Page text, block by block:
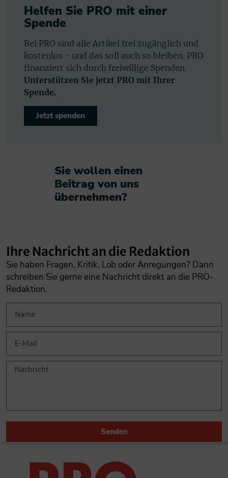
Helfen Sie PRO mit einer
Spende
Bei PRO sind alle Artikel frei zugänglich und
kostenlos - und das soll auch so bleiben. PRO
finanziert sich durch freiwillige Spenden.
Unterstützen Sie jetzt PRO mit Ihrer
Spende.
Jetzt spenden
Sie wollen einen
Beitrag von uns
übernehmen?​
Ihre Nachricht an die Redaktion
Sie haben Fragen, Kritik, Lob oder Anregungen? Dann
schreiben Sie gerne eine Nachricht direkt an die PRO-
Redaktion.
Senden